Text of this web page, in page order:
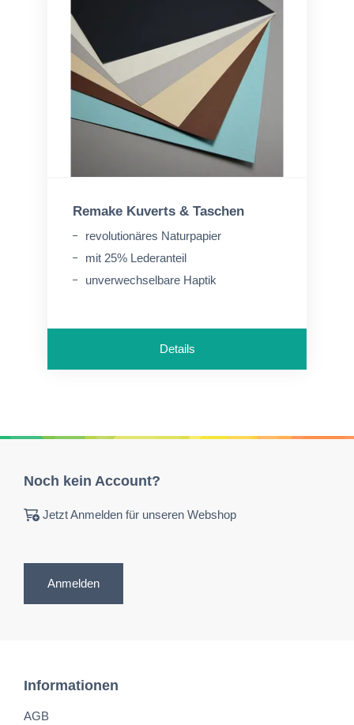
Remake Kuverts & Taschen
revolutionäres Naturpapier
mit 25% Lederanteil
unverwechselbare Haptik
Details
Noch kein Account?
Jetzt Anmelden für unseren Webshop
Anmelden
Informationen
AGB